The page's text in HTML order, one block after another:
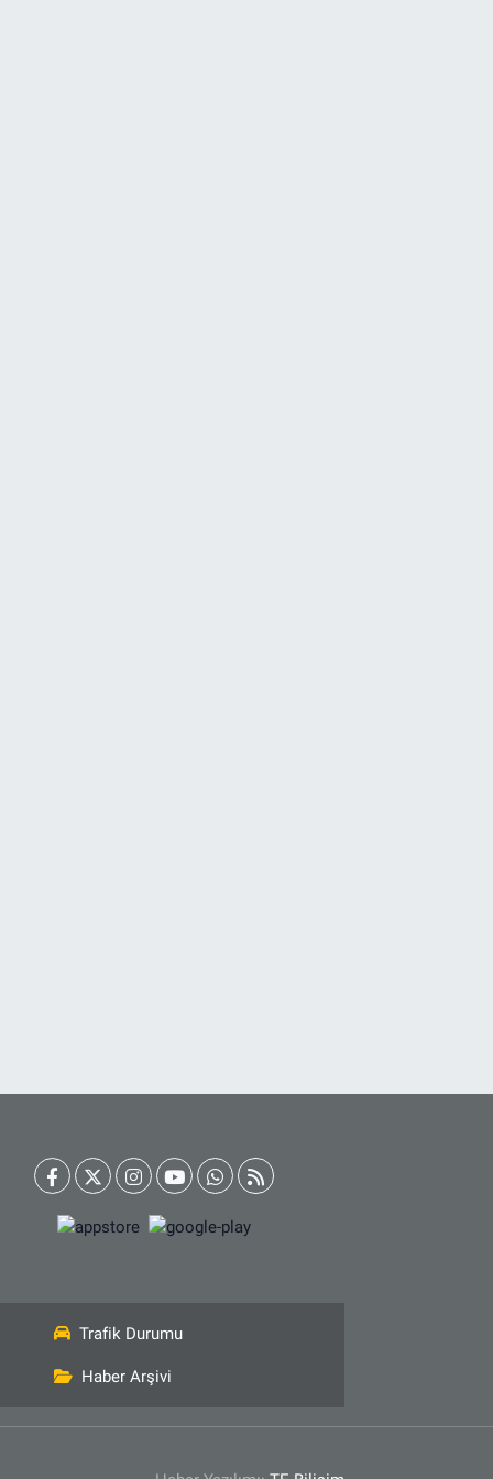
Trafik Durumu
Haber Arşivi